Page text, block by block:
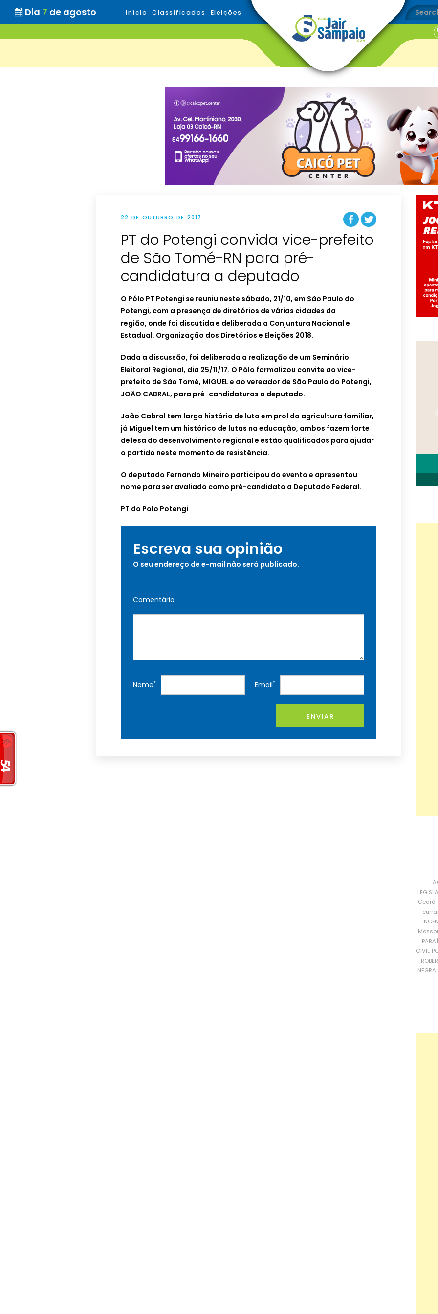
Dia 7 de agosto Início Classificados Eleições
22 DE OUTUBRO DE 2017
PT do Potengi convida vice-prefeito
de São Tomé-RN para pré-
candidatura a deputado
O Pólo PT Potengi se reuniu neste sábado, 21/10, em São Paulo do
Potengi, com a presença de diretórios de várias cidades da
região, onde foi discutida e deliberada a Conjuntura Nacional e
Estadual, Organização dos Diretórios e Eleições 2018.
Dada a discussão, foi deliberada a realização de um Seminário
Eleitoral Regional, dia 25/11/17. O Pólo formalizou convite ao vice-
prefeito de São Tomé, MIGUEL e ao vereador de São Paulo do Potengi,
JOÃO CABRAL, para pré-candidaturas a deputado.
João Cabral tem larga história de luta em prol da agricultura familiar,
já Miguel tem um histórico de lutas na educação, ambos fazem forte
defesa do desenvolvimento regional e estão qualificados para ajudar
o partido neste momento de resistência.
O deputado Fernando Mineiro participou do evento e apresentou
nome para ser avaliado como pré-candidato a Deputado Federal.
PT do Polo Potengi
Escreva sua opinião
O seu endereço de e-mail não será publicado.
Comentário
Nome* Email*
ENVIAR
Ceará
CIVIL
NEGRA